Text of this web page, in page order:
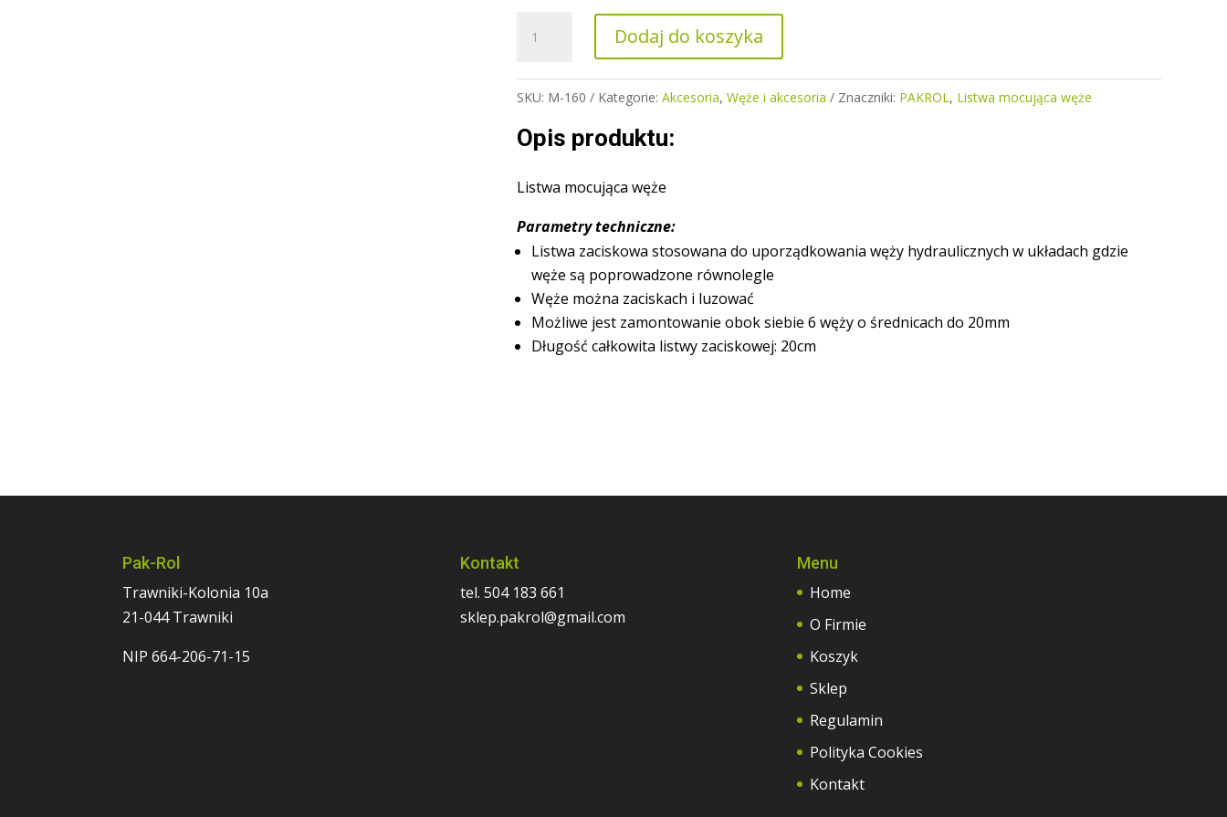
Listwa
węże
Dodaj do koszyka
SKU: M-160 Kategorie:Akcesoria,Węże i akcesoria Znaczniki: PAKROL, Listwa mocująca węże
Opis produktu:
Listwa mocująca węże
Parametry techniczne:
Listwa zaciskowa stosowana do uporządkowania węży hydraulicznych w układach gdzie
węże są poprowadzone równolegle
Węże można zaciskach i luzować
Możliwe jest zamontowanie obok siebie 6 węży o średnicach do 20mm
Długość całkowita listwy zaciskowej: 20cm
Pak-Rol
Trawniki-Kolonia 10a
21-044 Trawniki
NIP 664-206-71-15
Kontakt
tel. 504 183 661
sklep.pakrol@gmail.com
Menu
Home
O Firmie
Koszyk
Sklep
Regulamin
Polityka Cookies
Kontakt